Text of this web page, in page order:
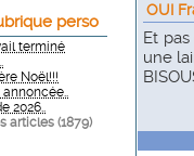
perso
terminé
Noël!!!
2026..
articles (1879)
OUI
Et
une